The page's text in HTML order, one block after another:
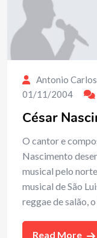
Antonio
01/11/2004
César
O cantor e
Nascimento
musical pelo
musical de São
reggae de salão,
Read More